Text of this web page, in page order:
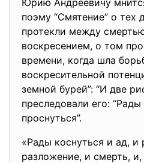
Юрию Андреевичу
поэму “Смятение” о тех
протекли между
воскресением, о том
времени, когда шла
воскресительной
земной бурей”: “И две
преследовали его:
проснуться”.
«Рады коснуться и ад, и
разложение, и смерть,